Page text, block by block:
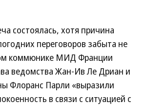
состоялась, хотя причина
переговоров забыта не
коммюнике МИД Франции
ведомства Жан-Ив Ле Дриан и
Флоранс Парли «выразили
в связи с ситуацией с